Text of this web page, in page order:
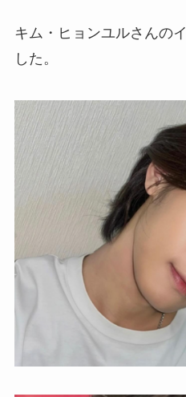
キム・ヒョンユルさんの
した。